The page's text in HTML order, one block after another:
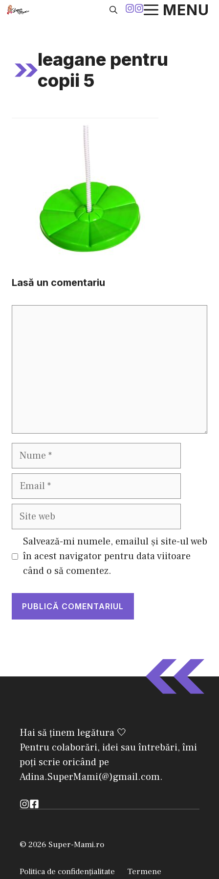
Sari
MENU
leagane pentru
copii 5
Lasă un comentariu
Nume
Email
Site
Salvează-mi numele, emailul și site-ul web
în acest navigator pentru data viitoare
când o să comentez.
Hai să ținem legătura 🤍
Pentru colaborări, idei sau întrebări, îmi
poți scrie oricând pe
Adina.SuperMami(@)gmail.com.
© 2026 Super-Mami.ro
Politica de confidențialitate Termene